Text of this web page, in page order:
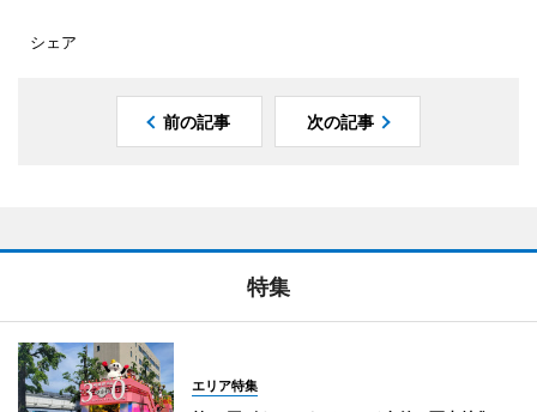
シェア
前の記事 次の記事
特集
エリア特集